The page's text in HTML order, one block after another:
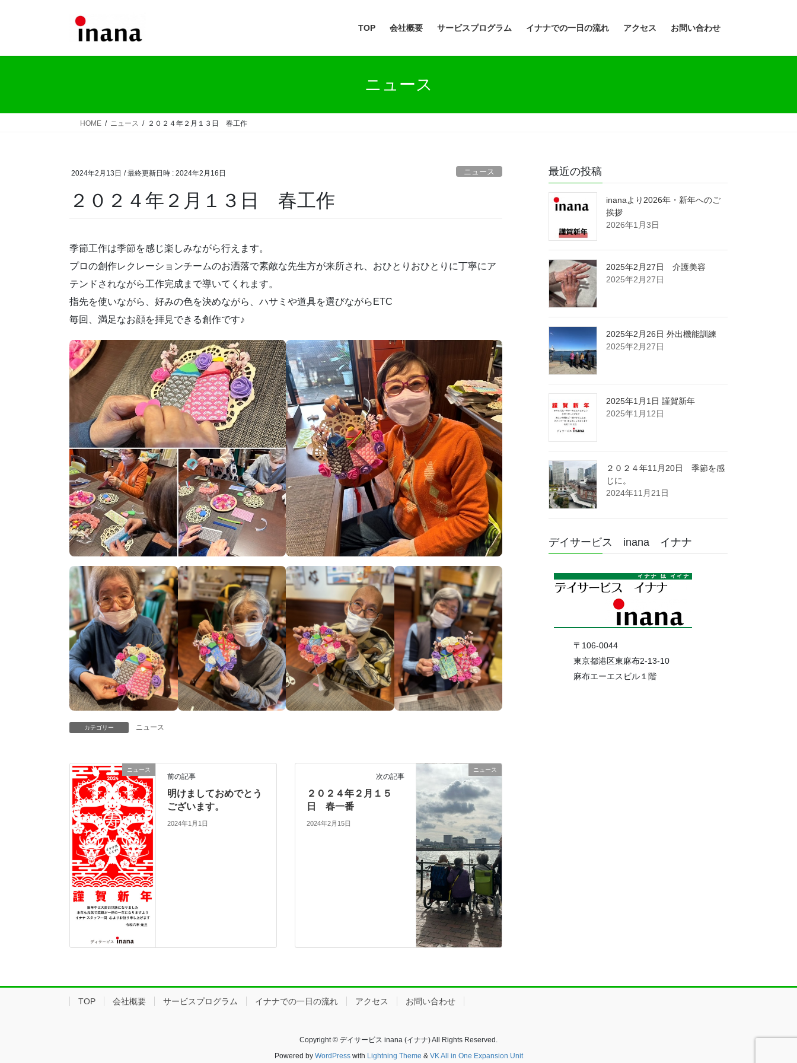
TOP 会社概要 サービスプログラム イナナでの一日の流れ アクセス お問い合わせ
ニュース
HOME ニュース ２０２４年２月１３日 春工作
2024年2月13日 / 最終更新日時 : 2024年2月16日 ニュース
２０２４年２月１３日 春工作
季節工作は季節を感じ楽しみながら行えます。
プロの創作レクレーションチームのお洒落で素敵な先生方が来所され、おひとりおひとりに丁寧にア
テンドされながら工作完成まで導いてくれます。
指先を使いながら、好みの色を決めながら、ハサミや道具を選びながらETC
毎回、満足なお顔を拝見できる創作です♪
カテゴリー ニュース
ニュース
前の記事
明けましておめでとう
ございます。
2024年1月1日
ニュース
次の記事
２０２４年２月１５
日 春一番
2024年2月15日
最近の投稿
inanaより2026年・新年へのご
挨拶
2026年1月3日
2025年2月27日 介護美容
2025年2月27日
2025年2月26日 外出機能訓練
2025年2月27日
2025年1月1日 謹賀新年
2025年1月12日
２０２４年11月20日 季節を感
じに。
2024年11月21日
デイサービス inana イナナ
〒106-0044
東京都港区東麻布2-13-10
麻布エーエスビル１階
TOP 会社概要 サービスプログラム イナナでの一日の流れ アクセス お問い合わせ
Copyright © デイサービス inana (イナナ) All Rights Reserved.
Powered by WordPresswith Lightning Theme & VK All in One Expansion Unit